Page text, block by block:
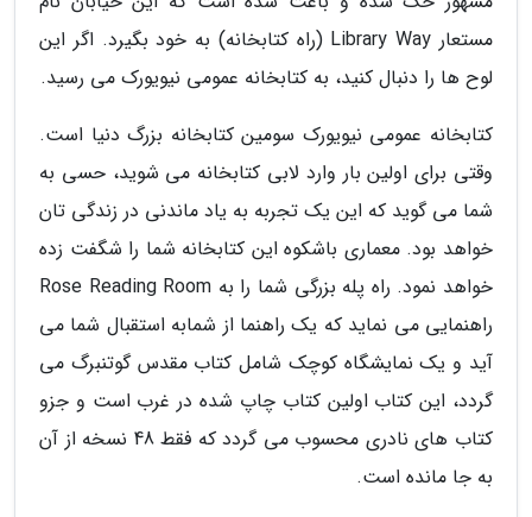
مستعار Library Way (راه کتابخانه) به خود بگیرد. اگر این
لوح ها را دنبال کنید، به کتابخانه عمومی نیویورک می رسید.
کتابخانه عمومی نیویورک سومین کتابخانه بزرگ دنیا است.
وقتی برای اولین بار وارد لابی کتابخانه می شوید، حسی به
شما می گوید که این یک تجربه به یاد ماندنی در زندگی تان
خواهد بود. معماری باشکوه این کتابخانه شما را شگفت زده
خواهد نمود. راه پله بزرگی شما را به Rose Reading Room
راهنمایی می نماید که یک راهنما از شمابه استقبال شما می
آید و یک نمایشگاه کوچک شامل کتاب مقدس گوتنبرگ می
گردد، این کتاب اولین کتاب چاپ شده در غرب است و جزو
کتاب های نادری محسوب می گردد که فقط 48 نسخه از آن
به جا مانده است.